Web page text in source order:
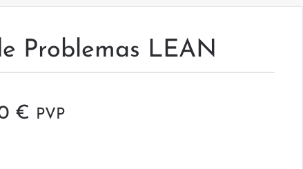
Problemas LEAN
€ O
PVP